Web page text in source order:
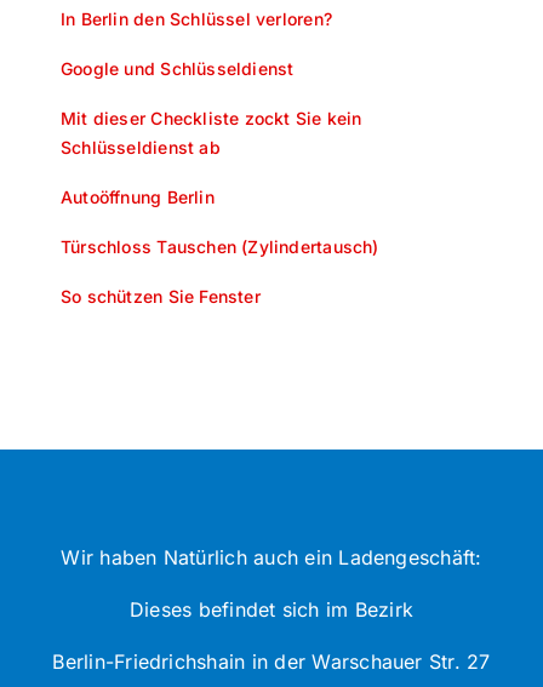
In Berlin den Schlüssel verloren?
Google und Schlüsseldienst
Mit dieser Checkliste zockt Sie kein
Schlüsseldienst ab
Autoöffnung Berlin
Türschloss Tauschen (Zylindertausch)
So schützen Sie Fenster
Wir haben Natürlich auch ein Ladengeschäft:
Dieses befindet sich im Bezirk
Berlin-Friedrichshain in der Warschauer Str. 27